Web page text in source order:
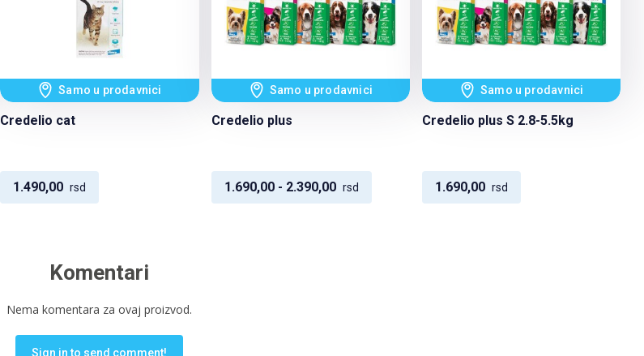
Samo u prodavnici
Credelio cat
1.490,00 rsd
Samo u prodavnici
Credelio plus
1.690,00 - 2.390,00 rsd
Samo u prodavnici
Credelio plus S 2.8-5.5kg
1.690,00 rsd
Komentari
Nema komentara za ovaj proizvod.
Sign in to send comment!